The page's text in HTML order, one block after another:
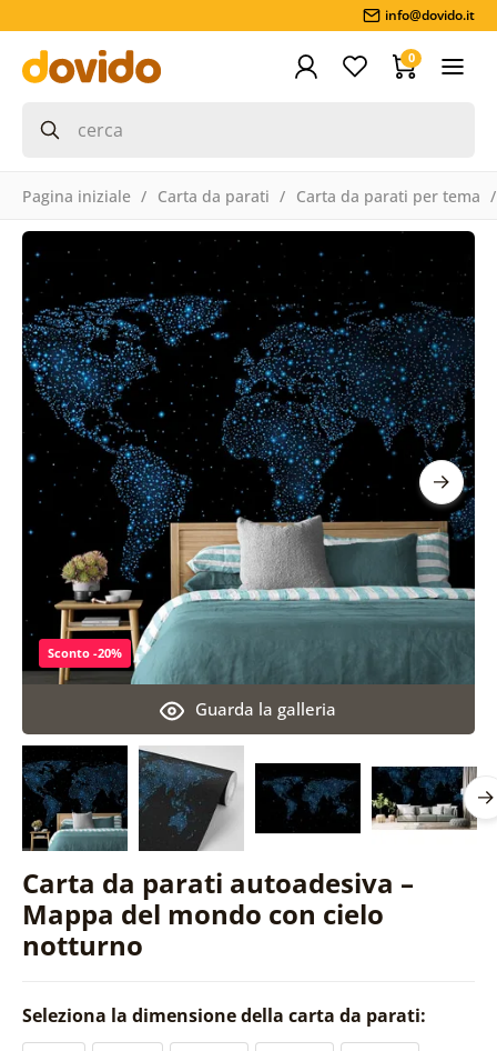
info@dovido.it
0
Pagina iniziale Carta da parati Carta da parati per tema
Carta da parati autoadesiva –
Mappa del mondo con cielo
notturno
Guarda la galleria
Sconto -20%
Seleziona la dimensione della carta da parati: